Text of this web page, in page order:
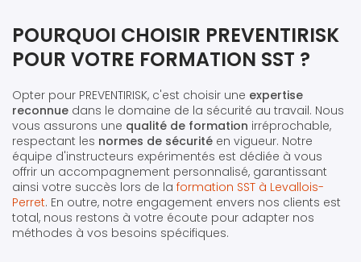
POURQUOI CHOISIR PREVENTIRISK
POUR VOTRE FORMATION SST ?
Opter pour PREVENTIRISK, c'est choisir une expertise
reconnue dans le domaine de la sécurité au travail. Nous
vous assurons une qualité de formation irréprochable,
respectant les normes de sécurité en vigueur. Notre
équipe d'instructeurs expérimentés est dédiée à vous
offrir un accompagnement personnalisé, garantissant
ainsi votre succès lors de la formation SST à Levallois-
Perret. En outre, notre engagement envers nos clients est
total, nous restons à votre écoute pour adapter nos
méthodes à vos besoins spécifiques.